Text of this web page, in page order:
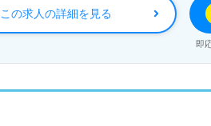
この求人の詳細を見る
即